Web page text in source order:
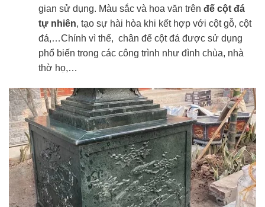
gian sử dụng. Màu sắc và hoa văn trên đế cột đá
tự nhiên, tạo sự hài hòa khi kết hợp với cột gỗ, cột
đá,…Chính vì thế, chân đế cột đá được sử dụng
phổ biến trong các công trình như đình chùa, nhà
thờ họ,…